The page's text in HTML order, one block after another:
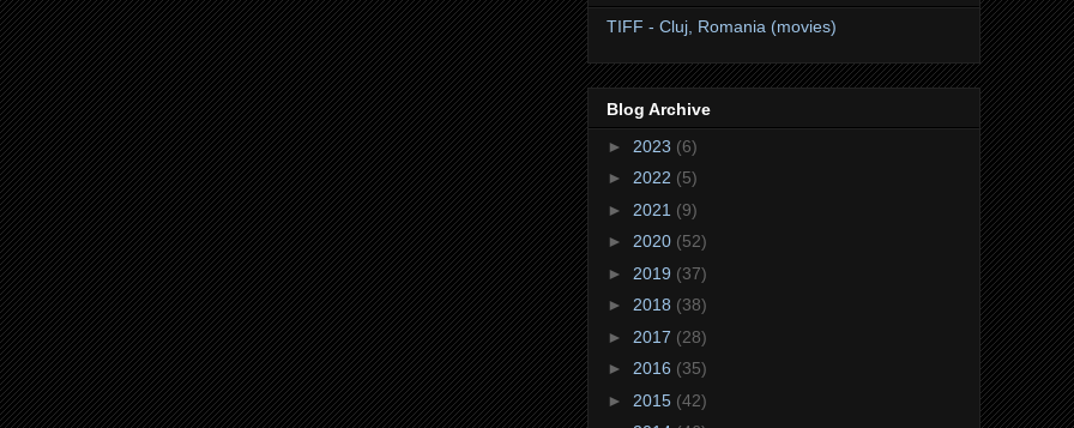
TIFF - Cluj, Romania (movies)
Blog Archive
► 2023 (6)
► 2022 (5)
► 2021 (9)
► 2020 (52)
► 2019 (37)
► 2018 (38)
► 2017 (28)
► 2016 (35)
► 2015 (42)